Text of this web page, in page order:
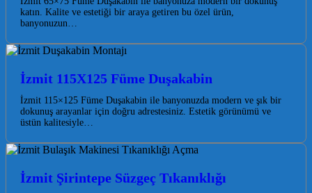
katın. Kalite ve estetiği bir araya getiren bu özel ürün,
banyonuzun…
İzmit 115X125 Füme Duşakabin
İzmit 115×125 Füme Duşakabin ile banyonuzda modern ve şık bir
dokunuş arayanlar için doğru adrestesiniz. Estetik görünümü ve
üstün kalitesiyle…
İzmit Şirintepe Süzgeç Tıkanıklığı